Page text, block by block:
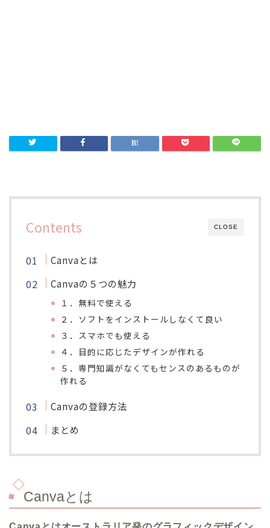
CLOSE
Contents
Canvaとは
Canvaの５つの魅力
１．無料で使える
２．ソフトをインストールしなくて良い
３．スマホでも使える
４．目的に応じたデザインが作れる
５．専門知識がなくてもセンスのあるものが
作れる
Canvaの登録方法
まとめ
Canvaとは